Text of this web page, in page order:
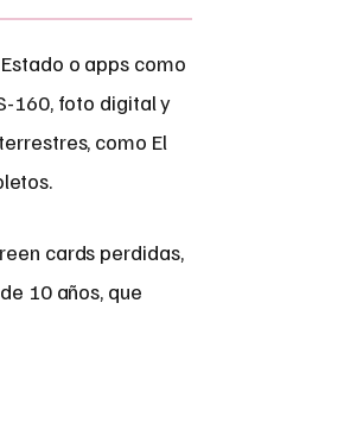
o apps como
160, foto digital y
como El
cards perdidas,
10 años, que